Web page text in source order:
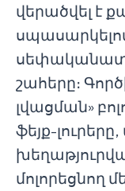
վերածվել է
շահերը։
լվացման»
ֆեյք-
մոլորեցնող